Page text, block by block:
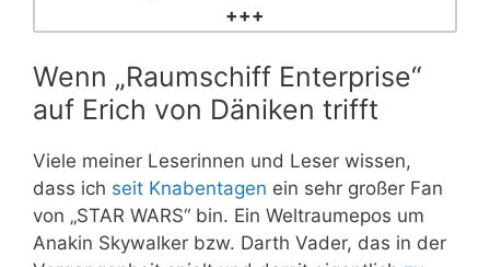
+++
Wenn „Raumschiff Enterprise“
auf Erich von Däniken trifft
Viele meiner Leserinnen und Leser wissen,
dass ich seit Knabentagen ein sehr großer Fan
von „STAR WARS“ bin. Ein Weltraumepos um
Anakin Skywalker bzw. Darth Vader, das in der